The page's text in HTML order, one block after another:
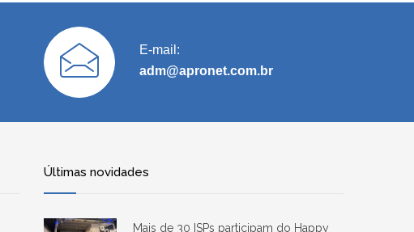
E-mail:
adm@apronet.com.br
Últimas novidades
Mais de 30 ISPs participam do Happy